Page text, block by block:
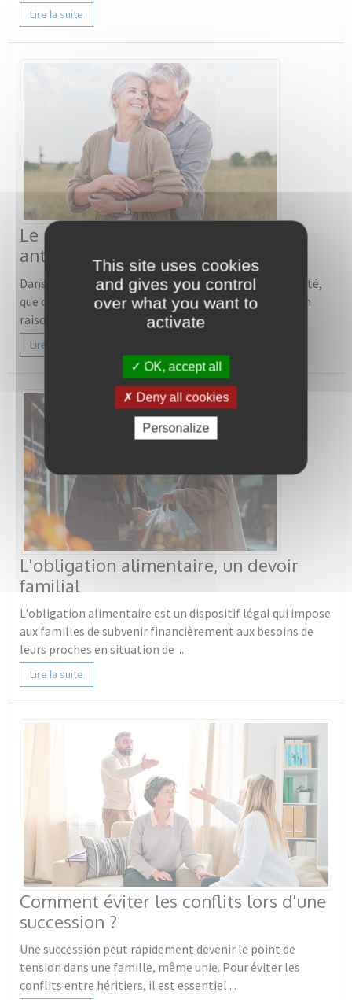
Lire la suite
Le mandat de protection future :
anticiper pour mieux protéger
Dans la vie, nul n'est à l'abri d'une situation d'incapacité,
que ce soit à la suite d'un accident, d'une maladie ou en
raison du vieillissement. ...
Lire la suite
L'obligation alimentaire, un devoir
familial
L'obligation alimentaire est un dispositif légal qui impose
aux familles de subvenir financièrement aux besoins de
leurs proches en situation de ...
Lire la suite
Comment éviter les conflits lors d'une
succession ?
Une succession peut rapidement devenir le point de
tension dans une famille, même unie. Pour éviter les
conflits entre héritiers, il est essentiel ...
This site uses cookies
and gives you control
over what you want to
activate
OK, accept all
Deny all cookies
Personalize